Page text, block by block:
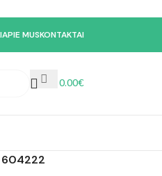
APIE MUSKONTAKTAI
0.00€